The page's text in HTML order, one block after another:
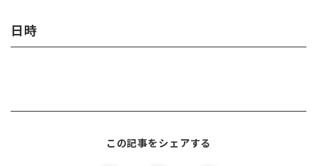
日時
この記事をシェアする